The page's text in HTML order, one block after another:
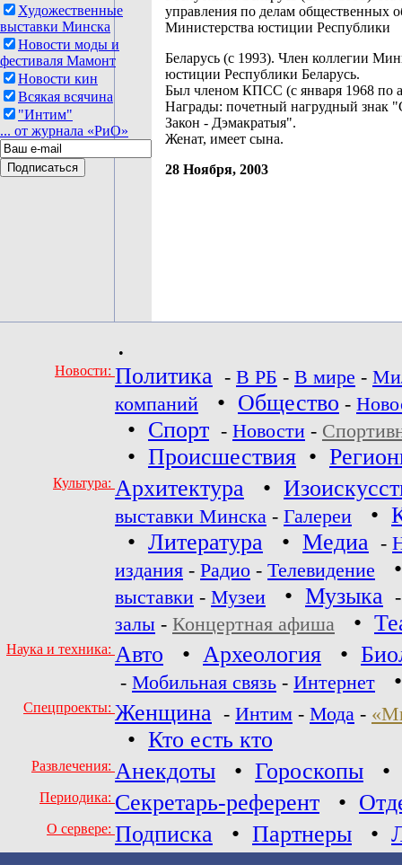
Художественные
выставки Минска
Новости моды и
фестиваля Мамонт
Новости кин
Всякая всячина
"Интим"
... от журнала «РиО»
управления по делам общественных
Министерства юстиции Республики
Беларусь (с 1993). Член коллегии
юстиции Республики Беларусь.
Был членом КПСС (с января 1968 по
Награды: почетный нагрудный знак
Закон - Дэмакратыя".
Женат, имеет сына.
28 Ноября, 2003
•
Новости: Политика - В РБ - В мире -
компаний
• Общество -
• Спорт - Новости -
• Происшествия •
Культура: Архитектура •
выставки Минска - Галереи •
• Литература • Медиа -
издания - Радио - Телевидение
выставки - Музеи • Музыка
залы - Концертная афиша •
Наука и техника: Авто • Археология •
- Мобильная связь - Интернет
Спецпроекты: Женщина - Интим - Мода -
• Кто есть кто
Развлечения: Анекдоты • Гороскопы •
Периодика: Секретарь-референт •
О сервере: Подписка • Партнеры •